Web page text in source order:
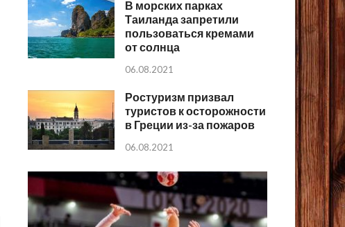
В морских парках
Таиланда запретили
пользоваться кремами
от солнца
06.08.2021
Ростуризм призвал
туристов к осторожности
в Греции из-за пожаров
06.08.2021